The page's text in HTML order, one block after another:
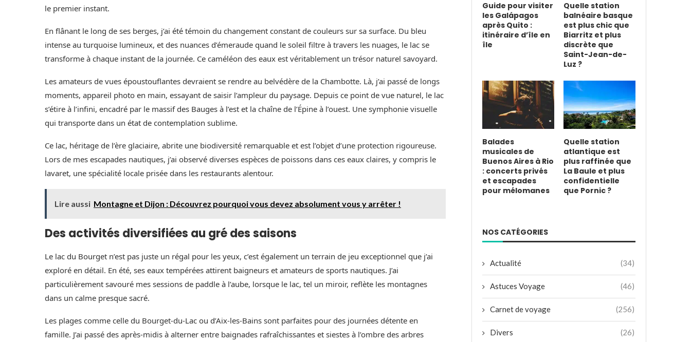
le premier instant.
En flânant le long de ses berges, j’ai été témoin du changement constant de couleurs sur sa surface. Du bleu
intense au turquoise lumineux, et des nuances d’émeraude quand le soleil filtre à travers les nuages, le lac se
transforme à chaque instant de la journée. Ce caméléon des eaux est véritablement un trésor naturel savoyard.
Les amateurs de vues époustouflantes devraient se rendre au belvédère de la Chambotte. Là, j’ai passé de longs
moments, appareil photo en main, essayant de saisir l’ampleur du paysage. Depuis ce point de vue naturel, le lac
s’étire à l’infini, encadré par le massif des Bauges à l’est et la chaîne de l’Épine à l’ouest. Une symphonie visuelle
qui transporte dans un état de contemplation sublime.
Ce lac, héritage de l’ère glaciaire, abrite une biodiversité remarquable et est l’objet d’une protection rigoureuse.
Lors de mes escapades nautiques, j’ai observé diverses espèces de poissons dans ces eaux claires, y compris le
lavaret, une spécialité locale prisée dans les restaurants alentour.
Lire aussi Montagne et Dijon : Découvrez pourquoi vous devez absolument vous y arrêter !
Des activités diversifiées au gré des saisons
Le lac du Bourget n’est pas juste un régal pour les yeux, c’est également un terrain de jeu exceptionnel que j’ai
exploré en détail. En été, ses eaux tempérées attirent baigneurs et amateurs de sports nautiques. J’ai
particulièrement savouré mes sessions de paddle à l’aube, lorsque le lac, tel un miroir, reflète les montagnes
dans un calme presque sacré.
Les plages comme celle du Bourget-du-Lac ou d’Aix-les-Bains sont parfaites pour des journées détente en
famille. J’ai passé des après-midis à alterner entre baignades rafraîchissantes et siestes à l’ombre des arbres
Guide pour visiter
les Galápagos
après Quito :
itinéraire d’île en
île
Quelle station
balnéaire basque
est plus chic que
Biarritz et plus
discrète que
Saint-Jean-de-
Luz ?
Balades
musicales de
Buenos Aires à Rio
: concerts privés
et escapades
pour mélomanes
Quelle station
atlantique est
plus raffinée que
La Baule et plus
confidentielle
que Pornic ?
NOS CATÉGORIES
Actualité (34)
Astuces Voyage (46)
Carnet de voyage (256)
Divers (26)